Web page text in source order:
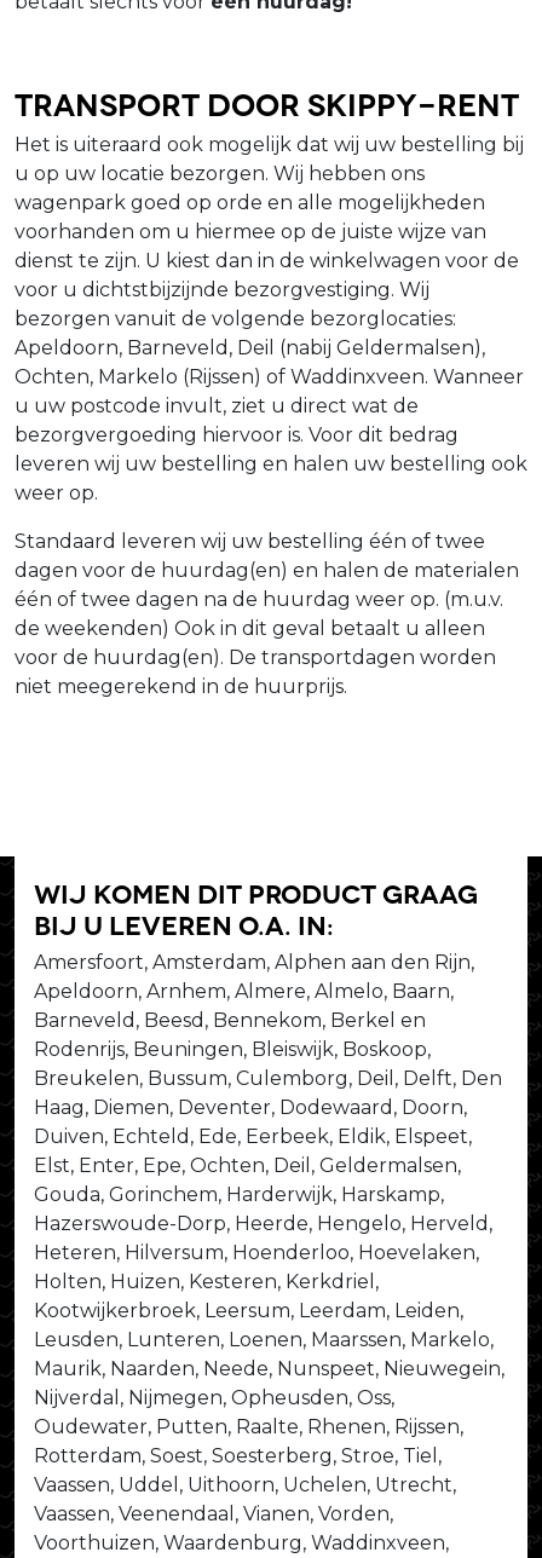
Transport door Skippy-Rent
Het is uiteraard ook mogelijk dat wij uw bestelling bij
u op uw locatie bezorgen. Wij hebben ons
wagenpark goed op orde en alle mogelijkheden
voorhanden om u hiermee op de juiste wijze van
dienst te zijn. U kiest dan in de winkelwagen voor de
voor u dichtstbijzijnde bezorgvestiging. Wij
bezorgen vanuit de volgende bezorglocaties:
Apeldoorn, Barneveld, Deil (nabij Geldermalsen),
Ochten, Markelo (Rijssen) of Waddinxveen. Wanneer
u uw postcode invult, ziet u direct wat de
bezorgvergoeding hiervoor is. Voor dit bedrag
leveren wij uw bestelling en halen uw bestelling ook
weer op.
Standaard leveren wij uw bestelling één of twee
dagen voor de huurdag(en) en halen de materialen
één of twee dagen na de huurdag weer op. (m.u.v.
de weekenden) Ook in dit geval betaalt u alleen
voor de huurdag(en). De transportdagen worden
niet meegerekend in de huurprijs.
Wij komen dit product graag
bij u leveren o.a. in:
Amersfoort, Amsterdam, Alphen aan den Rijn,
Apeldoorn, Arnhem, Almere, Almelo, Baarn,
Barneveld, Beesd, Bennekom, Berkel en
Rodenrijs, Beuningen, Bleiswijk, Boskoop,
Breukelen, Bussum, Culemborg, Deil, Delft, Den
Haag, Diemen, Deventer, Dodewaard, Doorn,
Duiven, Echteld, Ede, Eerbeek, Eldik, Elspeet,
Elst, Enter, Epe, Ochten, Deil, Geldermalsen,
Gouda, Gorinchem, Harderwijk, Harskamp,
Hazerswoude-Dorp, Heerde, Hengelo, Herveld,
Heteren, Hilversum, Hoenderloo, Hoevelaken,
Holten, Huizen, Kesteren, Kerkdriel,
Kootwijkerbroek, Leersum, Leerdam, Leiden,
Leusden, Lunteren, Loenen, Maarssen, Markelo,
Maurik, Naarden, Neede, Nunspeet, Nieuwegein,
Nijverdal, Nijmegen, Opheusden, Oss,
Oudewater, Putten, Raalte, Rhenen, Rijssen,
Rotterdam, Soest, Soesterberg, Stroe, Tiel,
Vaassen, Uddel, Uithoorn, Uchelen, Utrecht,
Vaassen, Veenendaal, Vianen, Vorden,
Voorthuizen, Waardenburg, Waddinxveen,